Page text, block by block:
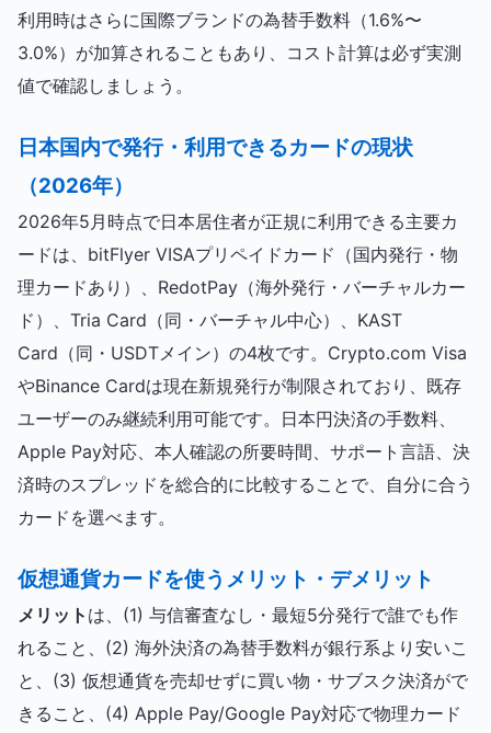
利用時はさらに国際ブランドの為替手数料（1.6%〜
3.0%）が加算されることもあり、コスト計算は必ず実測
値で確認しましょう。
日本国内で発行・利用できるカードの現状
（2026年）
2026年5月時点で日本居住者が正規に利用できる主要カ
ードは、bitFlyer VISAプリペイドカード（国内発行・物
理カードあり）、RedotPay（海外発行・バーチャルカー
ド）、Tria Card（同・バーチャル中心）、KAST
Card（同・USDTメイン）の4枚です。Crypto.com Visa
やBinance Cardは現在新規発行が制限されており、既存
ユーザーのみ継続利用可能です。日本円決済の手数料、
Apple Pay対応、本人確認の所要時間、サポート言語、決
済時のスプレッドを総合的に比較することで、自分に合う
カードを選べます。
仮想通貨カードを使うメリット・デメリット
メリット は、(1) 与信審査なし・最短5分発行で誰でも作
れること、(2) 海外決済の為替手数料が銀行系より安いこ
と、(3) 仮想通貨を売却せずに買い物・サブスク決済がで
きること、(4) Apple Pay/Google Pay対応で物理カード